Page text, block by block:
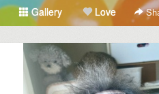
Gallery Love